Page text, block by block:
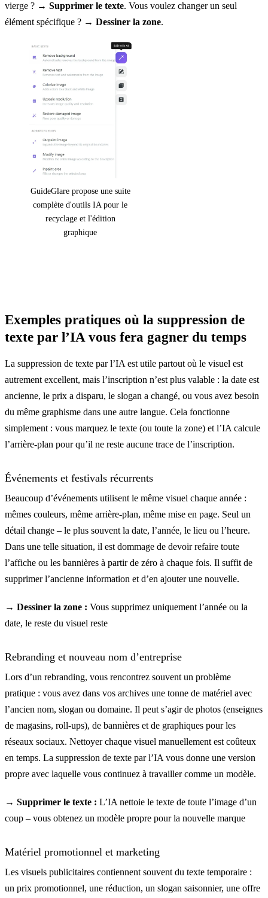
vierge ? → Supprimer le texte. Vous voulez changer un seul
élément spécifique ? → Dessiner la zone.
GuideGlare propose une suite
complète d'outils IA pour le
recyclage et l'édition
graphique
Exemples pratiques où la suppression de
texte par l’IA vous fera gagner du temps
La suppression de texte par l’IA est utile partout où le visuel est
autrement excellent, mais l’inscription n’est plus valable : la date est
ancienne, le prix a disparu, le slogan a changé, ou vous avez besoin
du même graphisme dans une autre langue. Cela fonctionne
simplement : vous marquez le texte (ou toute la zone) et l’IA calcule
l’arrière-plan pour qu’il ne reste aucune trace de l’inscription.
Événements et festivals récurrents
Beaucoup d’événements utilisent le même visuel chaque année :
mêmes couleurs, même arrière-plan, même mise en page. Seul un
détail change – le plus souvent la date, l’année, le lieu ou l’heure.
Dans une telle situation, il est dommage de devoir refaire toute
l’affiche ou les bannières à partir de zéro à chaque fois. Il suffit de
supprimer l’ancienne information et d’en ajouter une nouvelle.
→ Dessiner la zone : Vous supprimez uniquement l’année ou la
date, le reste du visuel reste
Rebranding et nouveau nom d’entreprise
Lors d’un rebranding, vous rencontrez souvent un problème
pratique : vous avez dans vos archives une tonne de matériel avec
l’ancien nom, slogan ou domaine. Il peut s’agir de photos (enseignes
de magasins, roll-ups), de bannières et de graphiques pour les
réseaux sociaux. Nettoyer chaque visuel manuellement est coûteux
en temps. La suppression de texte par l’IA vous donne une version
propre avec laquelle vous continuez à travailler comme un modèle.
→ Supprimer le texte : L’IA nettoie le texte de toute l’image d’un
coup – vous obtenez un modèle propre pour la nouvelle marque
Matériel promotionnel et marketing
Les visuels publicitaires contiennent souvent du texte temporaire :
un prix promotionnel, une réduction, un slogan saisonnier, une offre